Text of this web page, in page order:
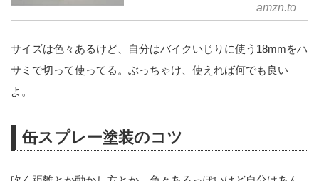
amzn.to
サイズは色々あるけど、自分はバイクいじりに使う18mmをハ
サミで切って使ってる。ぶっちゃけ、使えれば何でも良い
よ。
缶スプレー塗装のコツ